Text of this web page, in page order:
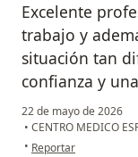
Excelente
trabajo y
situación tan
confianza y
22 de mayo de 2026
• CENTRO MEDICO
• en opinión del
Reportar